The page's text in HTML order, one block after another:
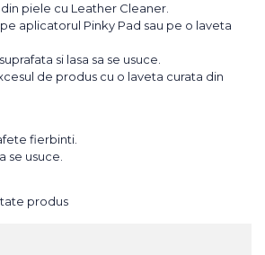
piele cu Leather Cleaner.
aplicatorul Pinky Pad sau pe o laveta
si lasa sa se usuce.
de produs cu o laveta curata din
fierbinti.
se usuce.
produs